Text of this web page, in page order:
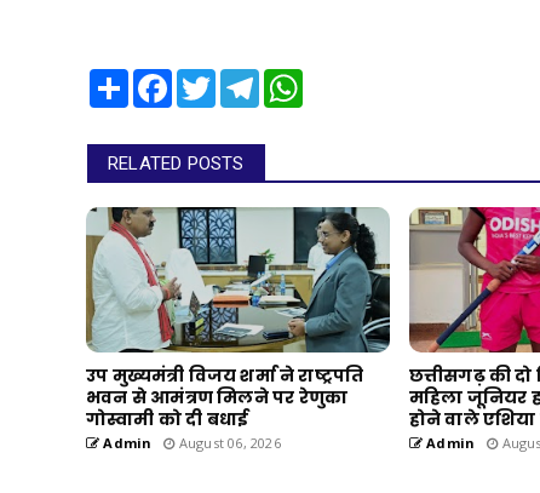
Share Facebook
TwitterTelegram
RELATED POSTS
उप मुख्यमंत्री विजय शर्मा ने राष्ट्रपति
भवन से आमंत्रण मिलने पर रेणुका
गोस्वामी को दी बधाई
Admin August 06, 2026
छत्तीसगढ़ की दो
महिला जूनियर
होने वाले
Admin